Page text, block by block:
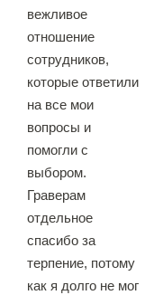
вежливое
отношение
сотрудников,
которые ответили
на все мои
вопросы и
помогли с
выбором.
Граверам
отдельное
спасибо за
терпение, потому
как я долго не мог